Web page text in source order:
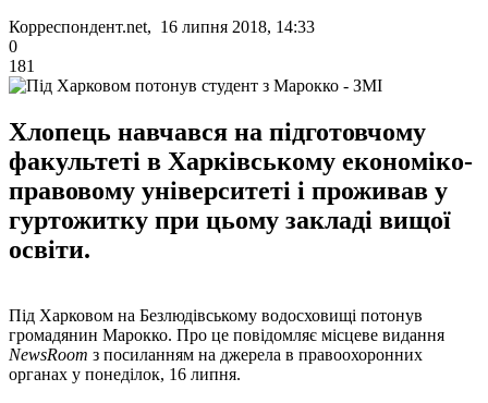
Корреспондент.net, 16 липня 2018, 14:33
0
181
Хлопець навчався на підготовчому
факультеті в Харківському економіко-
правовому університеті і проживав у
гуртожитку при цьому закладі вищої
освіти.
Під Харковом на Безлюдівському водосховищі потонув
громадянин Марокко. Про це повідомляє місцеве видання
NewsRoom з посиланням на джерела в правоохоронних
органах у понеділок, 16 липня.